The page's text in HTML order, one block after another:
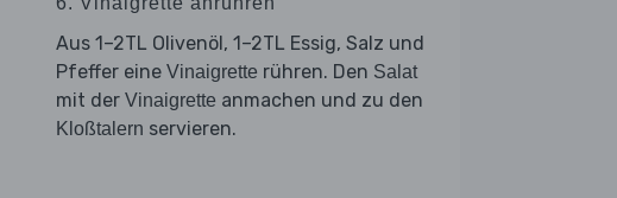
Aus 1–2TL Olivenöl, 1–2TL Essig, Salz und
Pfeffer eine Vinaigrette rühren. Den Salat
mit der Vinaigrette anmachen und zu den
Kloßtalern servieren.